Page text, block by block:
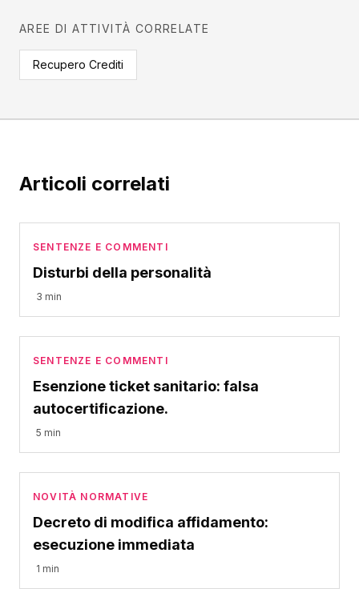
AREE DI ATTIVITÀ CORRELATE
Recupero Crediti
Articoli correlati
SENTENZE E COMMENTI
Disturbi della personalità
3 min
SENTENZE E COMMENTI
Esenzione ticket sanitario: falsa
autocertificazione.
5 min
NOVITÀ NORMATIVE
Decreto di modifica affidamento:
esecuzione immediata
1 min